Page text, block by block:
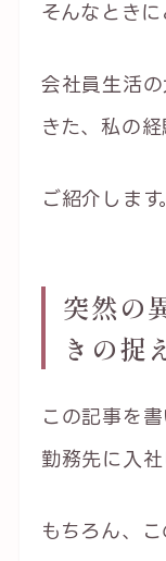
そんなときに
会社員生活
きた、私の経
ご紹介します
突然の
きの捉
この記事を
勤務先に入社
もちろん、